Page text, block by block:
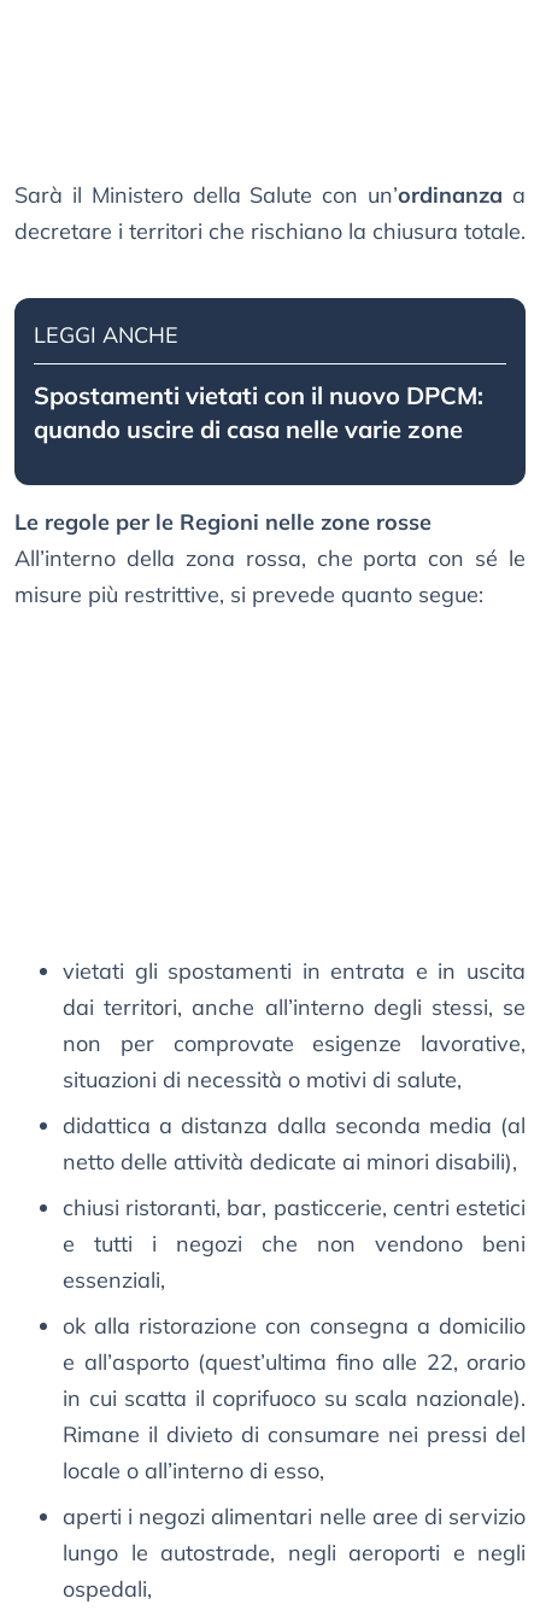
Sarà il Ministero della Salute con un’ordinanza a
decretare i territori che rischiano la chiusura totale.
LEGGI ANCHE
Spostamenti vietati con il nuovo DPCM:
quando uscire di casa nelle varie zone
Le regole per le Regioni nelle zone rosse
All’interno della zona rossa, che porta con sé le
misure più restrittive, si prevede quanto segue:
vietati gli spostamenti in entrata e in uscita
dai territori, anche all’interno degli stessi, se
non per comprovate esigenze lavorative,
situazioni di necessità o motivi di salute,
didattica a distanza dalla seconda media (al
netto delle attività dedicate ai minori disabili),
chiusi ristoranti, bar, pasticcerie, centri estetici
e tutti i negozi che non vendono beni
essenziali,
ok alla ristorazione con consegna a domicilio
e all’asporto (quest’ultima fino alle 22, orario
in cui scatta il coprifuoco su scala nazionale).
Rimane il divieto di consumare nei pressi del
locale o all’interno di esso,
aperti i negozi alimentari nelle aree di servizio
lungo le autostrade, negli aeroporti e negli
ospedali,